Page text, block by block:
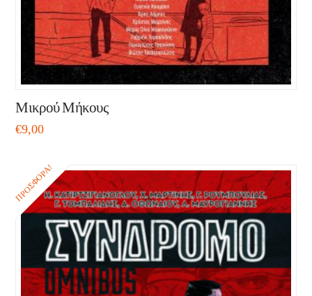
Μικρού Μήκους
€9,00
ΠΡΟΣΦΟΡΆ!